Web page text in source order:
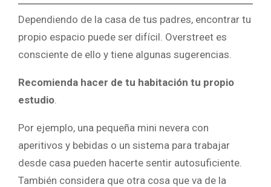
Dependiendo de la casa de tus padres, encontrar tu
propio espacio puede ser difícil. Overstreet es
consciente de ello y tiene algunas sugerencias.
Recomienda hacer de tu habitación tu propio
estudio
Por ejemplo, una pequeña mini nevera con
aperitivos y bebidas o un sistema para trabajar
desde casa pueden hacerte sentir autosuficiente.
También considera que otra cosa que va de la